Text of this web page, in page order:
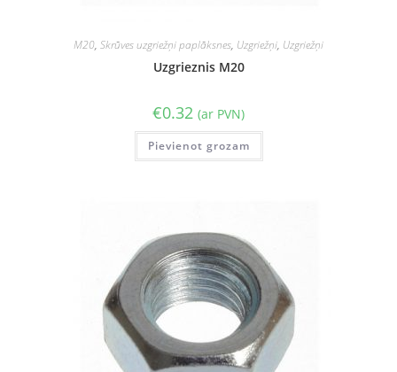
M20, Skrūves uzgriežņi paplāksnes, Uzgriežņi, Uzgriežņi
Uzgrieznis M20
€0.32 (ar PVN)
Pievienot grozam